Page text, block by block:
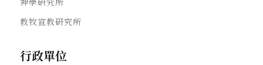
教牧宣教研究所
行政單位